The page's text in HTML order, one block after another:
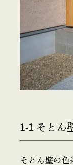
1-1 そとん
そとん壁の色